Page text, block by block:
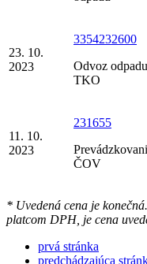
23. 10.
2023
3354232600
Odvoz
TKO
11. 10.
2023
231655
ČOV
* Uvedená cena je
platcom DPH, je cena
prvá stránka
predchádzajúca